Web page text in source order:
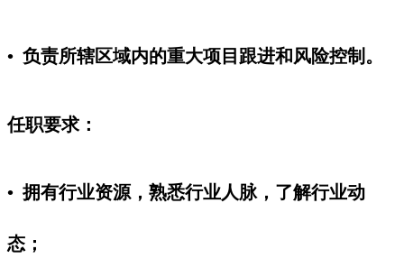
• 负责所辖区域内的重大项目跟进和风险控制。
任职要求：
• 拥有行业资源，熟悉行业人脉，了解行业动
态；